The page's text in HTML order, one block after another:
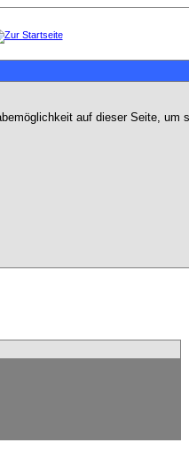
auf dieser Seite, um